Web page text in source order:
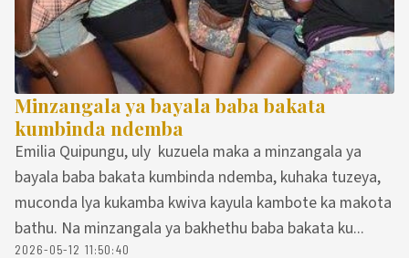
Minzangala ya bayala baba bakata
kumbinda ndemba
Emilia Quipungu, uly kuzuela maka a minzangala ya
bayala baba bakata kumbinda ndemba, kuhaka tuzeya,
muconda lya kukamba kwiva kayula kambote ka makota
bathu. Na minzangala ya bakhethu baba bakata ku...
2026-05-12 11:50:40